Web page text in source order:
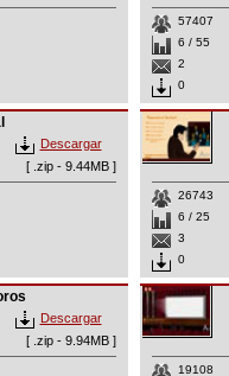
57407
6 / 55
2
0
Descargar
[ .zip - 9.44MB ]
26743
6 / 25
3
0
Descargar
[ .zip - 9.94MB ]
19108